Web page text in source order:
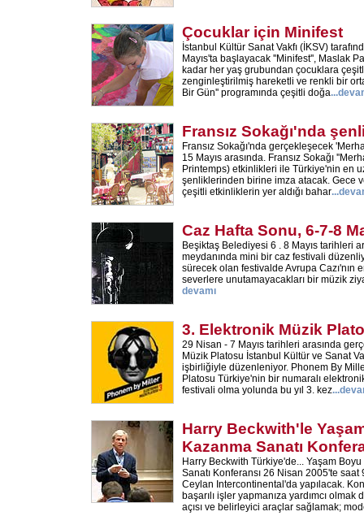
Çocuklar için Minifest
İstanbul Kültür Sanat Vakfı (İKSV)
Mayıs'ta başlayacak ''Minifest'', Maslak
kadar her yaş grubundan çocuklara
zenginleştirilmiş hareketli ve renkli bir
Bir Gün'' programında çeşitli doğa...
Fransız Sokağı'nda
Fransız Sokağı'nda gerçekleşecek
15 Mayıs arasında. Fransız Sokağı
Printemps) etkinlikleri ile Türkiye'nin en
şenliklerinden birine imza atacak. Gece
çeşitli etkinliklerin yer aldığı bahar...
Caz Hafta Sonu, 6-7-8
Beşiktaş Belediyesi 6 . 8 Mayıs tarihleri
meydanında mini bir caz festivali
sürecek olan festivalde Avrupa Cazı'nın
severlere unutamayacakları bir müzik
devamı
3. Elektronik Müzik
29 Nisan - 7 Mayıs tarihleri arasında
Müzik Platosu İstanbul Kültür ve Sanat
işbirliğiyle düzenleniyor. Phonem By
Platosu Türkiye'nin bir numaralı
festivali olma yolunda bu yıl 3. kez...
Harry Beckwith'le
Kazanma Sanatı
Harry Beckwith Türkiye'de... Yaşam
Sanatı Konferansı 26 Nisan 2005'te saat
Ceylan Intercontinental'da yapılacak.
başarılı işler yapmanıza yardımcı olmak
açısı ve belirleyici araçlar sağlamak;